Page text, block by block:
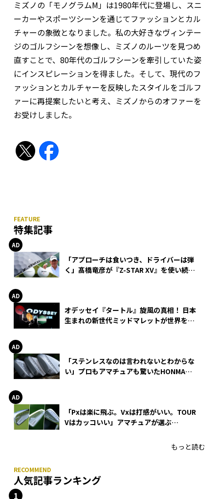
ミズノの「モノグラムM」は1980年代に登場し、スニ
ーカーやスポーツシーンを通じてファッションとカル
チャーの象徴となりました。私の大好きなヴィンテー
ジのゴルフシーンを想像し、ミズノのルーツを見つめ
直すことで、80年代のゴルフシーンを牽引していた姿
にインスピレーションを得ました。そして、現代のフ
ァッションとカルチャーを反映したスタイルをゴルフ
ァーに再提案したいと考え、ミズノからのオファーを
お受けしました。
特集記事
「アプローチは食いつき、ドライバーは弾
く」髙橋竜彦が『Z-STAR XV』を使い続け
オデッセイ『タートル』旋風の真相！ 日本
生まれの新世代ミッドマレットが世界を席
「ステンレスなのは言われないとわからな
い」プロもアマチュアも驚いたHONMA
「Pxは楽に飛ぶ。Vxは打感がいい。TOUR
Vはカッコいい」アマチュアが選ぶ
もっと読む
人気記事ランキング